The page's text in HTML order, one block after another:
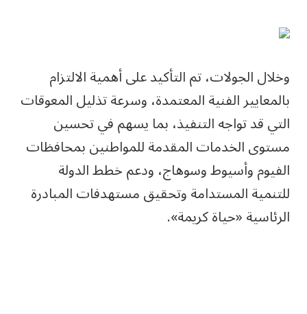
وخلال الجولات، تم التأكيد على أهمية الالتزام
بالمعايير الفنية المعتمدة، وسرعة تذليل المعوقات
التي قد تواجه التنفيذ، بما يسهم في تحسين
مستوى الخدمات المقدمة للمواطنين بمحافظات
الفيوم وأسيوط وسوهاج، ودعم خطط الدولة
للتنمية المستدامة وتحقيق مستهدفات المبادرة
الرئاسية «حياة كريمة».